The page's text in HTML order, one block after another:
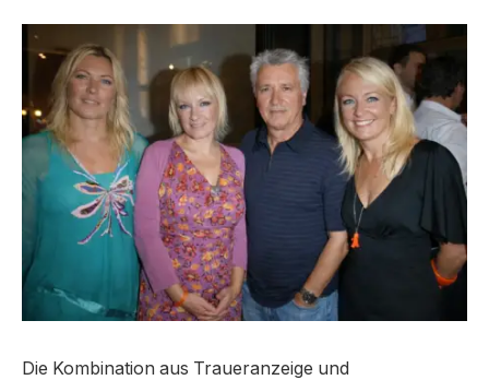
Die Kombination aus Traueranzeige und